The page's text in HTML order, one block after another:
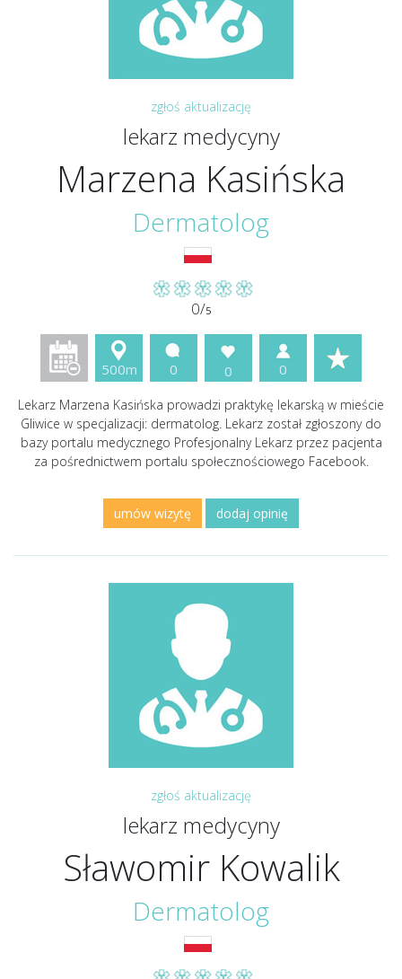
zgłoś aktualizację
lekarz medycyny
Marzena Kasińska
Dermatolog
0/5
500m 0 0 0
Lekarz Marzena Kasińska prowadzi praktykę lekarską w mieście
Gliwice w specjalizacji: dermatolog. Lekarz został zgłoszony do
bazy portalu medycznego Profesjonalny Lekarz przez pacjenta
za pośrednictwem portalu społecznościowego Facebook.
umów wizytę dodaj opinię
zgłoś aktualizację
lekarz medycyny
Sławomir Kowalik
Dermatolog